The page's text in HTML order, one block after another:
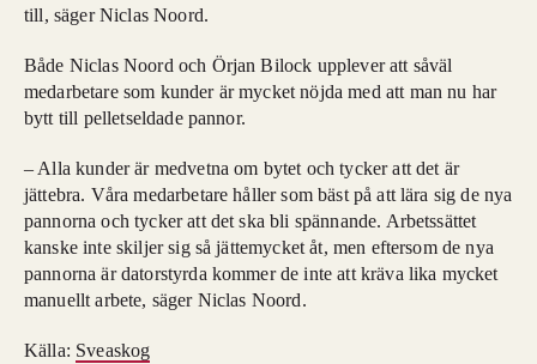
till, säger Niclas Noord.
Både Niclas Noord och Örjan Bilock upplever att såväl
medarbetare som kunder är mycket nöjda med att man nu har
bytt till pelletseldade pannor.
– Alla kunder är medvetna om bytet och tycker att det är
jättebra. Våra medarbetare håller som bäst på att lära sig de nya
pannorna och tycker att det ska bli spännande. Arbetssättet
kanske inte skiljer sig så jättemycket åt, men eftersom de nya
pannorna är datorstyrda kommer de inte att kräva lika mycket
manuellt arbete, säger Niclas Noord.
Källa: Sveaskog